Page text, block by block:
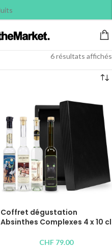
6 résultats affichés
Coffret dégustation
Absinthes Complexes 4 x 10 cl
CHF 79.00